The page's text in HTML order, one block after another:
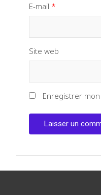
E-mail *
Site web
Enregistrer